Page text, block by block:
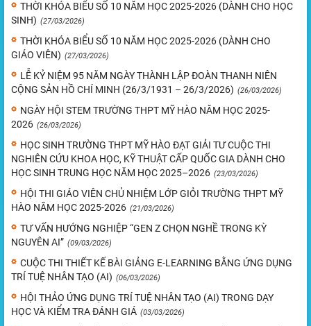
THỜI KHÓA BIỂU SỐ 10 NĂM HỌC 2025-2026 (DÀNH CHO HỌC
SINH) (27/03/2026)
THỜI KHÓA BIỂU SỐ 10 NĂM HỌC 2025-2026 (DÀNH CHO
GIÁO VIÊN) (27/03/2026)
LỄ KỶ NIỆM 95 NĂM NGÀY THÀNH LẬP ĐOÀN THANH NIÊN
CỘNG SẢN HỒ CHÍ MINH (26/3/1931 – 26/3/2026) (26/03/2026)
NGÀY HỘI STEM TRƯỜNG THPT MỸ HÀO NĂM HỌC 2025-
2026 (26/03/2026)
HỌC SINH TRƯỜNG THPT MỸ HÀO ĐẠT GIẢI TƯ CUỘC THI
NGHIÊN CỨU KHOA HỌC, KỸ THUẬT CẤP QUỐC GIA DÀNH CHO
HỌC SINH TRUNG HỌC NĂM HỌC 2025–2026 (23/03/2026)
HỘI THI GIÁO VIÊN CHỦ NHIỆM LỚP GIỎI TRƯỜNG THPT MỸ
HÀO NĂM HỌC 2025-2026 (21/03/2026)
TƯ VẤN HƯỚNG NGHIỆP “GEN Z CHỌN NGHỀ TRONG KỲ
NGUYÊN AI” (09/03/2026)
CUỘC THI THIẾT KẾ BÀI GIẢNG E-LEARNING BẰNG ỨNG DỤNG
TRÍ TUỆ NHÂN TẠO (AI) (06/03/2026)
HỘI THẢO ỨNG DỤNG TRÍ TUỆ NHÂN TẠO (AI) TRONG DẠY
HỌC VÀ KIỂM TRA ĐÁNH GIÁ (03/03/2026)